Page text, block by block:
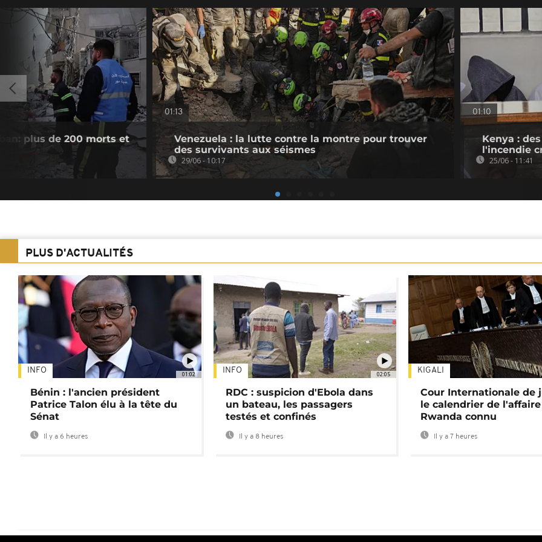
plus de 200 morts et
01:13
Venezuela : la lutte contre la montre pour trouver
des survivants aux séismes
29/06 - 10:17
01:10
Kenya :
l'incendie
25/06 - 11:41
PLUS D'ACTUALITÉS
01:02
INFO
Bénin : l'ancien président
Patrice Talon élu à la tête du
Sénat
Il y a 6 heures
02:05
INFO
RDC : suspicion d'Ebola dans
un bateau, les passagers
testés et confinés
Il y a 8 heures
KIGALI
Cour Internationale de
le calendrier de l'affaire
Rwanda connu
Il y a 7 heures